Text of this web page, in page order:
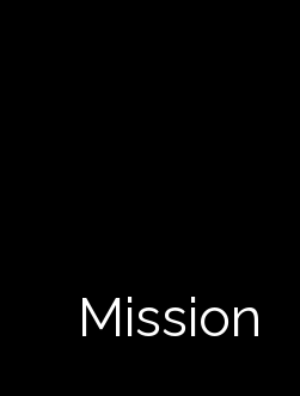
Mission